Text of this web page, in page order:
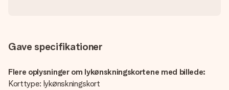
Gave specifikationer
Flere oplysninger om lykønskningskortene med billede:
Korttype: lykønskningskort